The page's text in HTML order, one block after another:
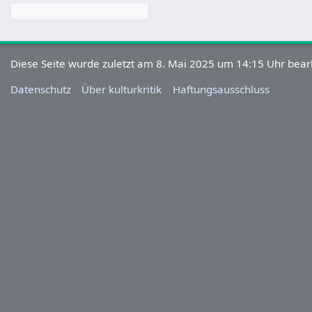
Diese Seite wurde zuletzt am 8. Mai 2025 um 14:15 Uhr
Datenschutz
Über kulturkritik Haftungsausschluss